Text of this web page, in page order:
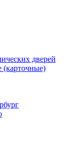
дверей
(карточные)